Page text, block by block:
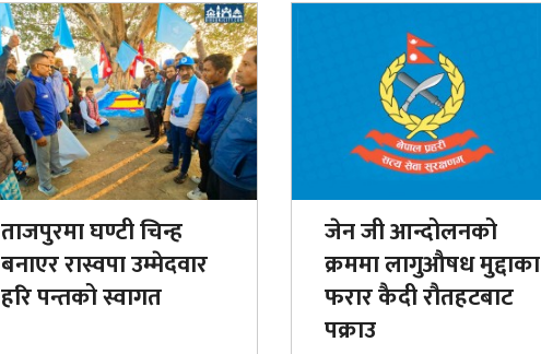
ताजपुरमा घण्टी चिन्ह
बनाएर रास्वपा उम्मेदवार
हरि पन्तको स्वागत
जेन जी आन्दोलनको
क्रममा लागुऔषध मुद्दाका
फरार कैदी रौतहटबाट
पक्राउ